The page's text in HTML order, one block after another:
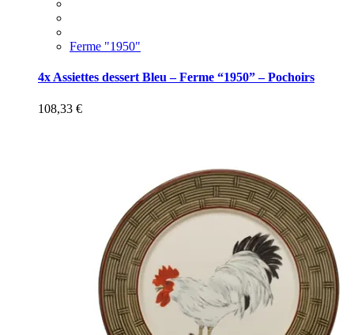
Ferme "1950"
4x Assiettes dessert Bleu – Ferme “1950” – Pochoirs
108,33 €